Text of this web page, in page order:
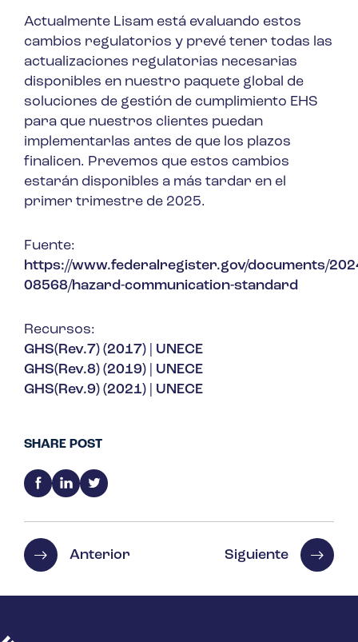
Actualmente Lisam está evaluando estos
cambios regulatorios y prevé tener todas las
actualizaciones regulatorias necesarias
disponibles en nuestro paquete global de
soluciones de gestión de cumplimiento EHS
para que nuestros clientes puedan
implementarlas antes de que los plazos
finalicen. Prevemos que estos cambios
estarán disponibles a más tardar en el
primer trimestre de 2025.
Fuente:
https://www.federalregister.gov/documents/
08568/hazard-communication-standard
Recursos:
GHS(Rev.7) (2017) | UNECE
GHS(Rev.8) (2019) | UNECE
GHS(Rev.9) (2021) | UNECE
SHARE POST
Anterior Siguiente